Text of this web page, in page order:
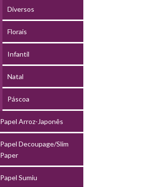
Diversos
Florais
Infantil
Natal
Páscoa
Papel Arroz-Japonês
Papel Decoupage/Slim
Paper
Papel Sumiu